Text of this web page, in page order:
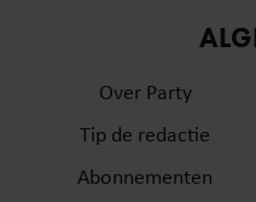
partners voor social
informatie die u aan ze
verzameld op basis van
gebruiken.
Over Party
Tip de redactie
Abonnementen